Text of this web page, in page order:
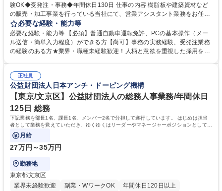
験OK◆受発注・事務◆年間休日130日 仕事の内容 樹脂板や建築資材など
の販売・加工事業を行っている当社にて、営業アシスタント業務をお任せ
いたします。注文対応やWebデータの出力、各所への発注・加工依頼のほ
か、電話・メール対応等の事務業務を担当します。 ■受注・発注業務：FA
Xによる注文対応、Web発注データのプリントアウト、各仕入先・協力会
社への発注および加工依頼等 ■納品書・請求書の作成および発送手配 ■商
当社の指定する業務 募集職種 東京都品川区【営業アシスタント】未経験O
K◆受発注・事務◆年間休日130日
必要な経験・能力等
必要な経験・能力等 【必須】普通自動車運転免許、PCの基本操作（メー
ル送信・簡単入力程度）ができる方【尚可】事務の実務経験、受発注業務
の経験のある方★業界・職種未経験歓迎！人柄と意欲を重視した採用を行
変化に臨機応変かつ柔軟に対応できる方、約束を守り正確に作業を進めら
れる方を求めています。高度なPCスキルや関数知識は一切不要です。丁
寧な指導体制が整っているため、安心してお仕事をスタートしていただけ
ます。 学歴・資格 学歴：大学院 大学 高専 短大 専修学校 高校 語学力：
資格：
正社員
公益財団法人日本アンチ・ドーピング機構
【東京/文京区】公益財団法人の総務人事業務/年間休日
125日 総務
下記業務を部長1名、課長1名、メンバー2名で分担して遂行しています。 はじめは担当
者として業務を覚えていただき、ゆくゆくはリーダーやマネージャーポジションとして活
躍いただくことを期待しています。
月給
27万円～35万円
勤務地
東京都文京区
業界未経験歓迎
副業・WワークOK
年間休日120日以上